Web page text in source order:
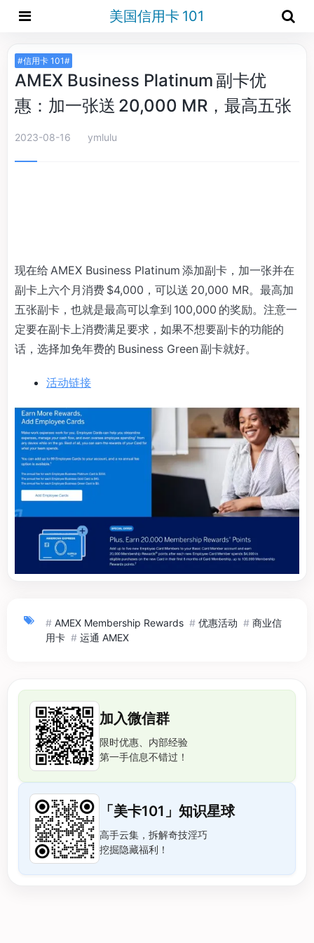
美国信用卡 101
#信用卡 101#
AMEX Business Platinum 副卡优
惠：加一张送 20,000 MR，最高五张
2023-08-16 ymlulu
现在给 AMEX Business Platinum 添加副卡，加一张并在
副卡上六个月消费 $4,000，可以送 20,000 MR。最高加
五张副卡，也就是最高可以拿到 100,000 的奖励。注意一
定要在副卡上消费满足要求，如果不想要副卡的功能的
话，选择加免年费的 Business Green 副卡就好。
活动链接
# AMEX Membership Rewards # 优惠活动 # 商业信
用卡 # 运通 AMEX
加入微信群
限时优惠、内部经验
第一手信息不错过！
「美卡101」知识星球
高手云集，拆解奇技淫巧
挖掘隐藏福利！